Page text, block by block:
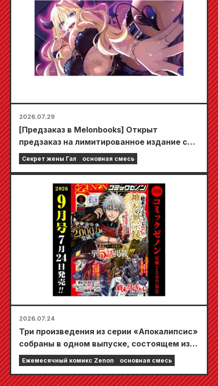
2026.07.29
[Предзаказ в Melonbooks] Открыт
предзаказ на лимитированное издание со
специальным игровым ковриком,
украшенным потрясающе красивой
Кудо! Выход 6-го тома «Секрета невесты-
девушки» запланирован на 20 октября!
Секрет жены Гал основная смесь
2026.07.24
Три произведения из серии «Апокалипсис»
собраны в одном выпуске, состоящем из 5
глав!! «Ежемесячный комикс Zenon,
сентябрьский выпуск 2026 года» поступит
в продажу 24 июля!!
Ежемесячный комикс Zenon основная смесь